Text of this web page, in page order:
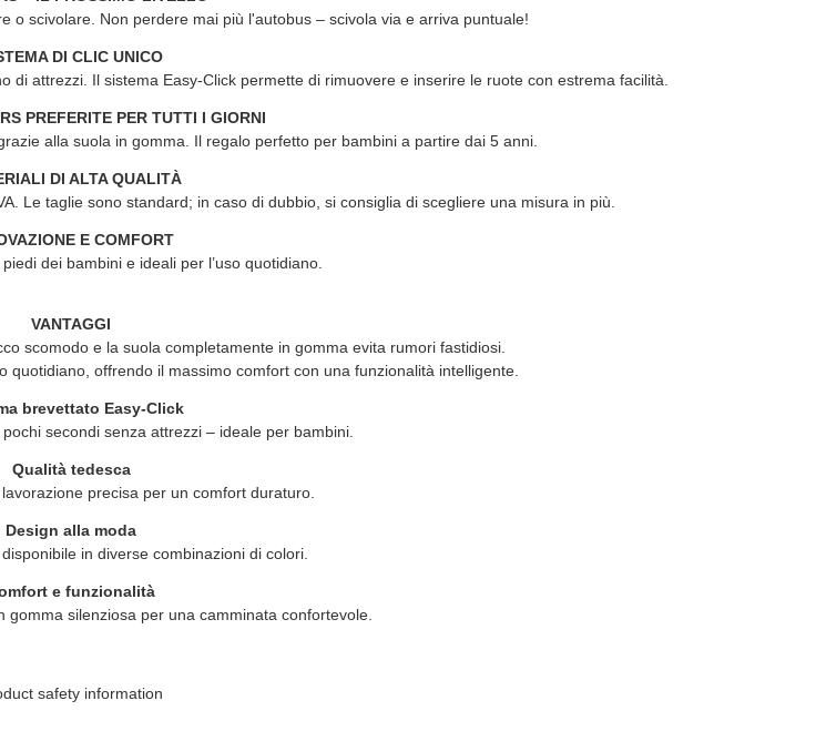
o scivolare. Non perdere mai più l'autobus – scivola via e arriva puntuale!
DI CLIC UNICO
attrezzi. Il sistema Easy-Click permette di rimuovere e inserire le ruote con estrema facilità.
PREFERITE PER TUTTI I GIORNI
alla suola in gomma. Il regalo perfetto per bambini a partire dai 5 anni.
DI ALTA QUALITÀ
Le taglie sono standard; in caso di dubbio, si consiglia di scegliere una misura in più.
E COMFORT
dei bambini e ideali per l’uso quotidiano.
VANTAGGI
scomodo e la suola completamente in gomma evita rumori fastidiosi.
offrendo il massimo comfort con una funzionalità intelligente.
brevettato Easy-Click
secondi senza attrezzi – ideale per bambini.
Qualità tedesca
precisa per un comfort duraturo.
Design alla moda
in diverse combinazioni di colori.
e funzionalità
gomma silenziosa per una camminata confortevole.
safety information